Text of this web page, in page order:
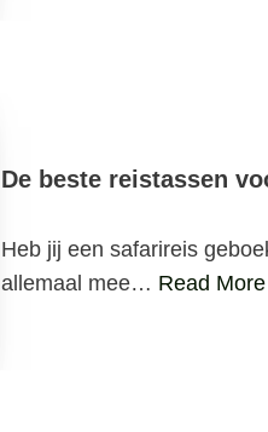
De beste reistassen
Heb jij een safarireis
allemaal mee… Read